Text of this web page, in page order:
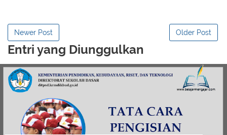
Newer Post Older Post
Entri yang Diunggulkan